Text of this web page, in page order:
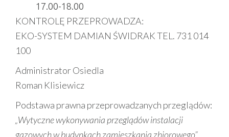
17.00-18.00
KONTROLĘ PRZEPROWADZA:
EKO-SYSTEM DAMIAN ŚWIDRAK TEL. 731 014
100
Administrator Osiedla
Roman Klisiewicz
Podstawa prawna przeprowadzanych przeglądów:
„Wytyczne wykonywania przeglądów instalacji
gazowych w budynkach zamieszkania zbiorowego”